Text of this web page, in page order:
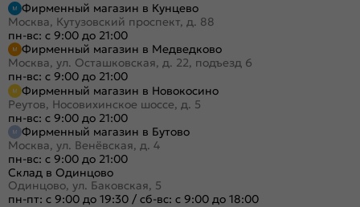
Фирменный магазин в Кунцево
Москва, Кутузовский проспект, д. 88
пн-вс: с 9:00 до 21:00
Фирменный магазин в Медведково
Москва, ул. Осташковская, д. 22, подъезд 6
пн-вс: с 9:00 до 21:00
Фирменный магазин в Новокосино
Реутов, Носовихинское шоссе, д. 5
пн-вс: с 9:00 до 21:00
Фирменный магазин в Бутово
Москва, ул. Венёвская, д. 4
пн-вс: с 9:00 до 21:00
Склад в Одинцово
Одинцово, ул. Баковская, 5
пн-пт: с 9:00 до 19:30 / сб-вс: с 9:00 до 18:00